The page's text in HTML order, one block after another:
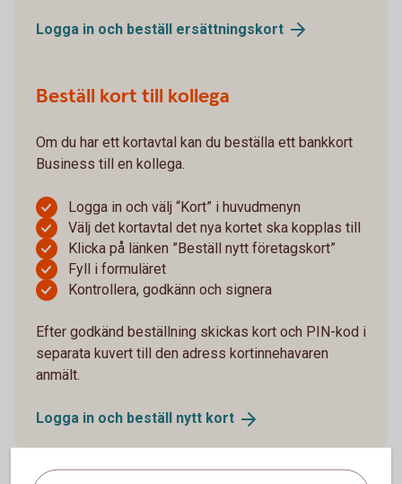
Logga in och beställ ersättningskort
Beställ kort till kollega
Om du har ett kortavtal kan du beställa ett bankkort
Business till en kollega.
Logga in och välj “Kort” i huvudmenyn
Välj det kortavtal det nya kortet ska kopplas till
Klicka på länken ”Beställ nytt företagskort”
Fyll i formuläret
Kontrollera, godkänn och signera
Efter godkänd beställning skickas kort och PIN-kod i
separata kuvert till den adress kortinnehavaren
anmält.
Logga in och beställ nytt kort